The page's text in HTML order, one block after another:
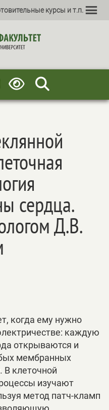
курсы и т.п.
сердца.
Д.В.
когда ему нужно
каждую
открываются и
мембранных
В клеточной
изучают
метод патч-кламп